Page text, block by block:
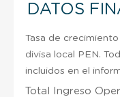
DATOS
Tasa de
divisa local PEN.
incluidos en el
Total Ingreso